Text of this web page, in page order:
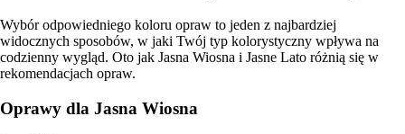
Wybór odpowiedniego koloru opraw to jeden z najbardziej
widocznych sposobów, w jaki Twój typ kolorystyczny wpływa na
codzienny wygląd. Oto jak Jasna Wiosna i Jasne Lato różnią się w
rekomendacjach opraw.
Oprawy dla Jasna Wiosna